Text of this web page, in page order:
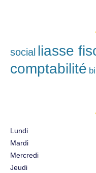
social liasse
comptabilité
Lundi
Mardi
Mercredi
Jeudi